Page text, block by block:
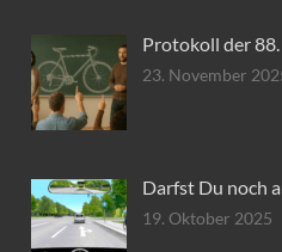
Protokoll der 88.
23. November
Darfst Du noch
19. Oktober 2025